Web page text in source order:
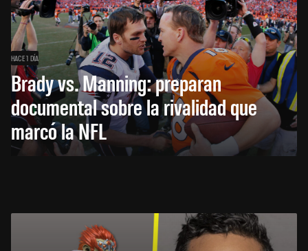
HACE 1 DÍA
Brady vs. Manning: preparan
documental sobre la rivalidad que
marcó la NFL